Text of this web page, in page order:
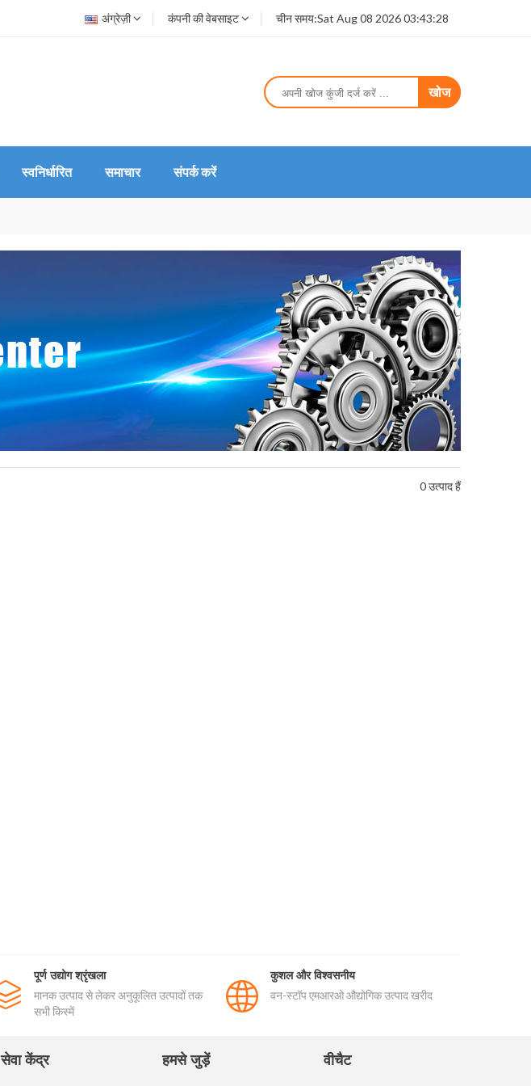
अंग्रेज़ी कंपनी की वेबसाइट चीन समय:Sat Aug 08 2026 03:43:28
खोज
स्वनिर्धारित समाचार संपर्क करें
0 उत्पाद हैं
पूर्ण उद्योग श्रृंखला
मानक उत्पाद से लेकर अनुकूलित उत्पादों तक
सभी किस्में
कुशल और विश्वसनीय
वन-स्टॉप एमआरओ औद्योगिक उत्पाद खरीद
सेवा केंद्र हमसे जुड़ें वीचैट